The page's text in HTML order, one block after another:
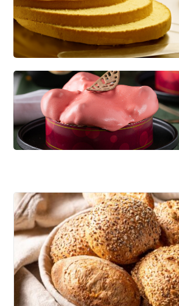
CREDI KAPSEL
Dé basis voor diverse soorten
Licht, luchtig en eiwitrijk broodje
kwark!